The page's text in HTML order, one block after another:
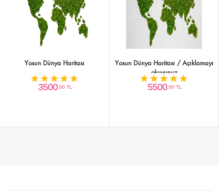
Yosun Dünya Haritası
3500,00 TL
Yosun Dünya Haritası / Açıklamayı
okuyunuz
5500,00 TL